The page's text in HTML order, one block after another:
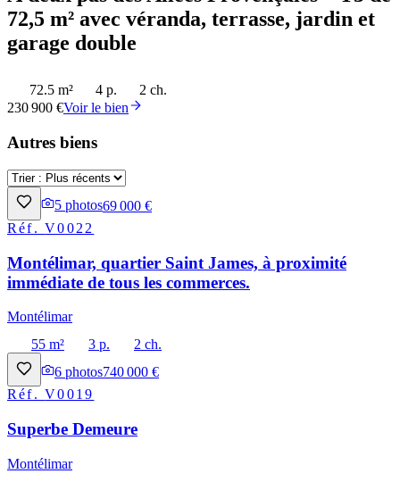
72,5 m² avec véranda, terrasse, jardin et
garage double
72.5 m² 4 p.
2 ch.
230 900 €Voir le bien
Autres biens
5 photos69 000 €
Réf.V0022
Montélimar, quartier Saint James, à proximité
immédiate de tous les commerces.
Montélimar
55 m²
3 p.
2 ch.
6 photos740 000 €
Réf.V0019
Superbe Demeure
Montélimar